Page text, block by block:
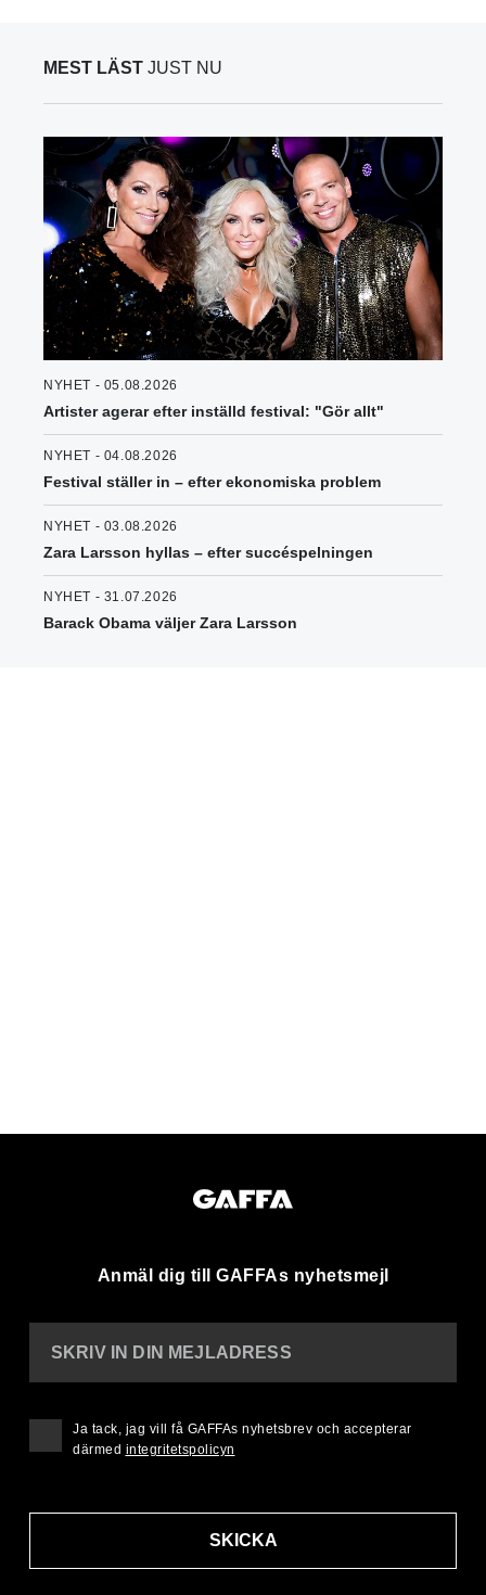
MEST LÄST JUST NU
NYHET - 05.08.2026
Artister agerar efter inställd festival: "Gör allt"
NYHET - 04.08.2026
Festival ställer in – efter ekonomiska problem
NYHET - 03.08.2026
Zara Larsson hyllas – efter succéspelningen
NYHET - 31.07.2026
Barack Obama väljer Zara Larsson
Anmäl dig till GAFFAs nyhetsmejl
SKRIV IN DIN MEJLADRESS
SKICKA
Ja tack, jag vill få GAFFAs nyhetsbrev och accepterar
därmed integritetspolicyn